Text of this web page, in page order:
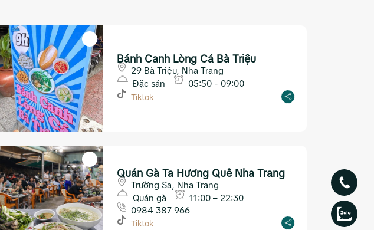
Bánh Canh Lòng Cá Bà Triệu
29 Bà Triệu, Nha Trang
Đặc sản
05:50 - 09:00
Tiktok
Quán Gà Ta Hương Quê Nha Trang
Trường Sa, Nha Trang
Quán gà
11:00 – 22:30
0984 387 966
Tiktok